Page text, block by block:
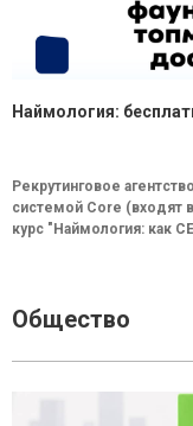
Наймология:
Рекрутинговое
системой Core (входят
курс "Наймология: как
Общество